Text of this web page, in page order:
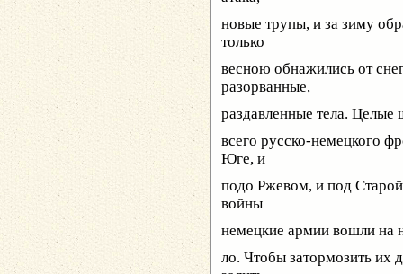
новые трупы, и за зиму
только
весною обнажились от
разорванные,
раздавленные тела. Целые
всего русско-немецкого
Юге, и
подо Ржевом, и под
войны
немецкие армии вошли на
ло. Чтобы затормозить их